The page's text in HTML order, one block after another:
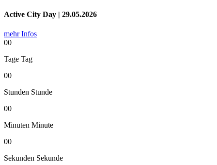
Active City Day | 29.05.2026
mehr Infos
00
Tage Tag
00
Stunden Stunde
00
Minuten Minute
00
Sekunden Sekunde